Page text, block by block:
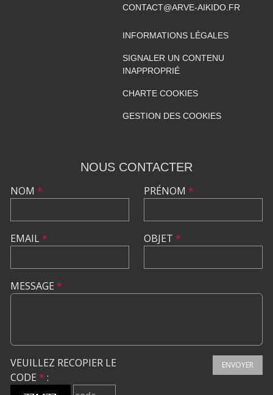
CONTACT@ARVE-AIKIDO.FR
INFORMATIONS LÉGALES
SIGNALER UN CONTENU
INAPPROPRIÉ
CHARTE COOKIES
GESTION DES COOKIES
NOUS CONTACTER
NOM *
EMAIL*
PRÉNOM *
OBJET *
MESSAGE *
VEUILLEZ RECOPIER LE
CODE * :
ENVOYER